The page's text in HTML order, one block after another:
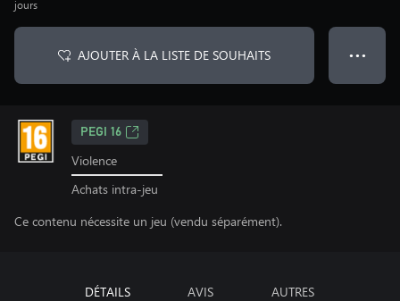
jours
AJOUTER À LA LISTE DE SOUHAITS ● ● ●
PEGI 16
Violence
Achats intra-jeu
Ce contenu nécessite un jeu (vendu séparément).
DÉTAILS AVIS AUTRES